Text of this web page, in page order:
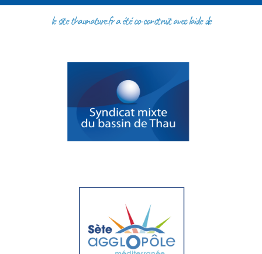
le site thaunature.fr a été co-construit avec l'aide de